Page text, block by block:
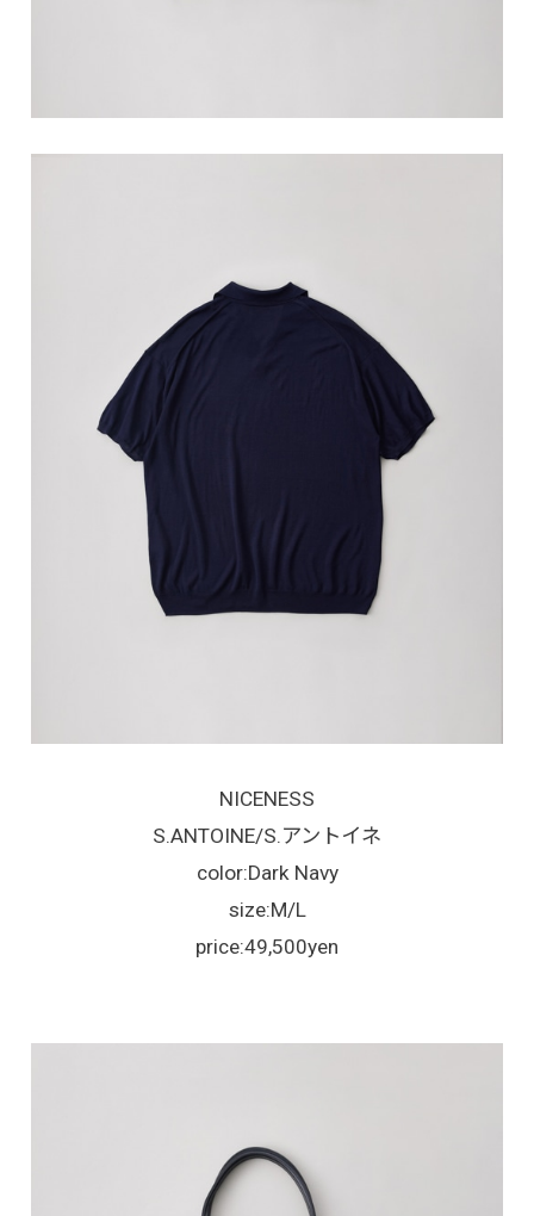
NICENESS
S.ANTOINE/S.アントイネ
color:Dark Navy
size:M/L
price:49,500yen